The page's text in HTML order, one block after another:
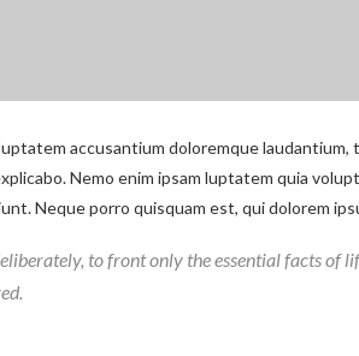
accusantium doloremque laudantium,
Nemo enim ipsam luptatem quia
Neque porro quisquam est, qui dolorem
to front only the essential facts of